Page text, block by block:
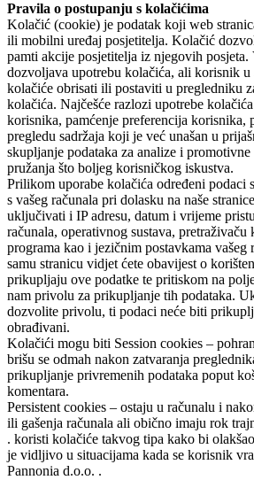
Pravila o postupanju s kolačićima
Kolačić (cookie) je podatak koji web
ili mobilni uređaj posjetitelja. Kolačić
pamti akcije posjetitelja iz njegovih posjeta.
dozvoljava upotrebu kolačića, ali korisnik u
kolačiće obrisati ili postaviti u pregledniku
kolačića. Najčešće razlozi upotrebe
korisnika, pamćenje preferencija korisnika,
pregledu sadržaja koji je već unašan u
skupljanje podataka za analize i
pružanja što boljeg korisničkog iskustva.
Prilikom uporabe kolačića određeni podaci
s vašeg računala pri dolasku na naše
uključivati i IP adresu, datum i vrijeme
računala, operativnog sustava,
programa kao i jezičnim postavkama vašeg
samu stranicu vidjet ćete obavijest o
prikupljaju ove podatke te pritiskom na
nam privolu za prikupljanje tih podataka.
dozvolite privolu, ti podaci neće biti
obrađivani.
Kolačići mogu biti Session cookies –
brišu se odmah nakon zatvaranja
prikupljanje privremenih podataka poput
komentara.
Persistent cookies – ostaju u računalu i
ili gašenja računala ali obično imaju rok
. koristi kolačiće takvog tipa kako bi
je vidljivo u situacijama kada se korisnik
Pannonia d.o.o. .